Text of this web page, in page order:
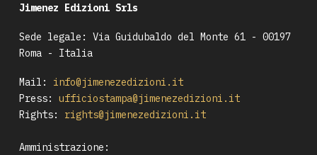
Jimenez Edizioni Srls
Sede legale: Via Guidubaldo del Monte 61 - 00197
Roma - Italia
Mail:
info@jimenezedizioni.it
Press:
ufficiostampa@jimenezedizioni.it
Rights:
rights@jimenezedizioni.it
Amministrazione: